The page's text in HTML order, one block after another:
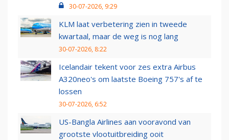
30-07-2026, 9:29
KLM laat verbetering zien in tweede
kwartaal, maar de weg is nog lang
30-07-2026, 8:22
Icelandair tekent voor zes extra Airbus
A320neo's om laatste Boeing 757's af te
lossen
30-07-2026, 6:52
US-Bangla Airlines aan vooravond van
grootste vlootuitbreiding ooit